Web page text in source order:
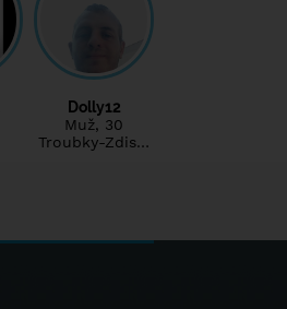
Dolly12
Muž, 30
Troubky-Zdis…